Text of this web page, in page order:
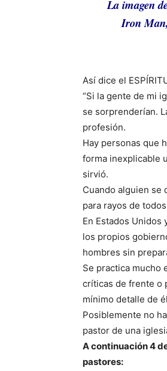
La imagen
Iron
Así dice el
“Si la gente de mi
se sorprenderían.
profesión.
Hay personas que
forma inexplicable
sirvió.
Cuando alguien se
para rayos de
En Estados
los propios
hombres sin
Se practica mucho
críticas de frente o
mínimo detalle de
Posiblemente no
pastor de una
A continuación 4
pastores: